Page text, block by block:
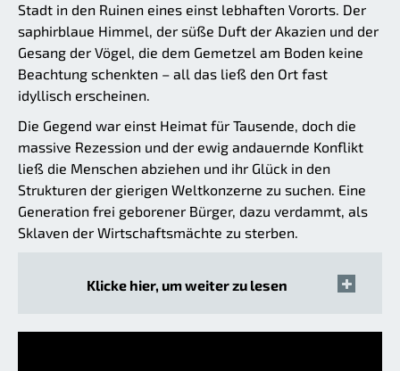
Stadt in den Ruinen eines einst lebhaften Vororts. Der
saphirblaue Himmel, der süße Duft der Akazien und der
Gesang der Vögel, die dem Gemetzel am Boden keine
Beachtung schenkten – all das ließ den Ort fast
idyllisch erscheinen.
Die Gegend war einst Heimat für Tausende, doch die
massive Rezession und der ewig andauernde Konflikt
ließ die Menschen abziehen und ihr Glück in den
Strukturen der gierigen Weltkonzerne zu suchen. Eine
Generation frei geborener Bürger, dazu verdammt, als
Sklaven der Wirtschaftsmächte zu sterben.
Klicke hier, um weiter zu lesen